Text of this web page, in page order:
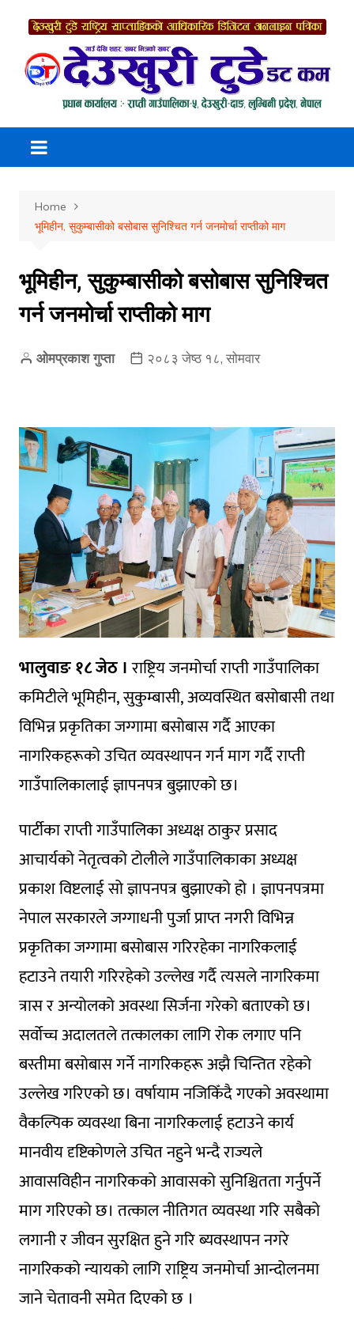
content
Home
भूमिहीन, सुकुम्बासीको बसोबास सुनिश्चित गर्न जनमोर्चा राप्तीको माग
भूमिहीन, सुकुम्बासीको बसोबास सुनिश्चित
गर्न जनमोर्चा राप्तीको माग
ओमप्रकाश गुप्ता २०८३ जेष्ठ १८, सोमवार
भालुवाङ १८ जेठ ।राष्ट्रिय जनमोर्चा राप्ती गाउँपालिका
कमिटीले भूमिहीन, सुकुम्बासी, अव्यवस्थित बसोबासी तथा
विभिन्न प्रकृतिका जग्गामा बसोबास गर्दै आएका
नागरिकहरूको उचित व्यवस्थापन गर्न माग गर्दै राप्ती
गाउँपालिकालाई ज्ञापनपत्र बुझाएको छ।
पार्टीका राप्ती गाउँपालिका अध्यक्ष ठाकुर प्रसाद
आचार्यको नेतृत्वको टोलीले गाउँपालिकाका अध्यक्ष
प्रकाश विष्टलाई सो ज्ञापनपत्र बुझाएको हो । ज्ञापनपत्रमा
नेपाल सरकारले जग्गाधनी पुर्जा प्राप्त नगरी विभिन्न
प्रकृतिका जग्गामा बसोबास गरिरहेका नागरिकलाई
हटाउने तयारी गरिरहेको उल्लेख गर्दै त्यसले नागरिकमा
त्रास र अन्योलको अवस्था सिर्जना गरेको बताएको छ।
सर्वोच्च अदालतले तत्कालका लागि रोक लगाए पनि
बस्तीमा बसोबास गर्ने नागरिकहरू अझै चिन्तित रहेको
उल्लेख गरिएको छ। वर्षायाम नजिकिँदै गएको अवस्थामा
वैकल्पिक व्यवस्था बिना नागरिकलाई हटाउने कार्य
मानवीय दृष्टिकोणले उचित नहुने भन्दै राज्यले
आवासविहीन नागरिकको आवासको सुनिश्चितता गर्नुपर्ने
माग गरिएको छ। तत्काल नीतिगत व्यवस्था गरि सबैको
लगानी र जीवन सुरक्षित हुने गरि ब्यवस्थापन नगरे
नागरिकको न्यायको लागि राष्ट्रिय जनमोर्चा आन्दोलनमा
जाने चेतावनी समेत दिएको छ ।